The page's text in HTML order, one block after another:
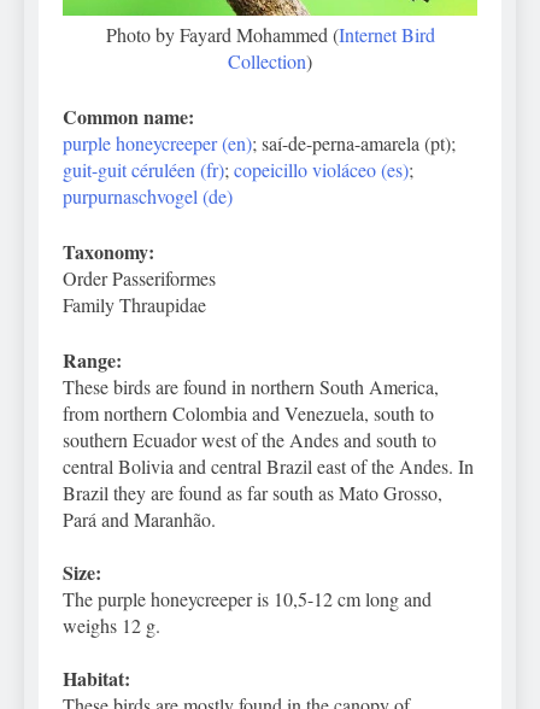
Photo by Fayard Mohammed (Internet Bird
Collection)
Common name:
purple honeycreeper (en); saí-de-perna-amarela (pt);
guit-guit céruléen (fr); copeicillo violáceo (es);
purpurnaschvogel (de)
Taxonomy:
Order Passeriformes
Family Thraupidae
Range:
These birds are found in northern South America,
from northern Colombia and Venezuela, south to
southern Ecuador west of the Andes and south to
central Bolivia and central Brazil east of the Andes. In
Brazil they are found as far south as Mato Grosso,
Pará and Maranhão.
Size:
The purple honeycreeper is 10,5-12 cm long and
weighs 12 g.
Habitat: